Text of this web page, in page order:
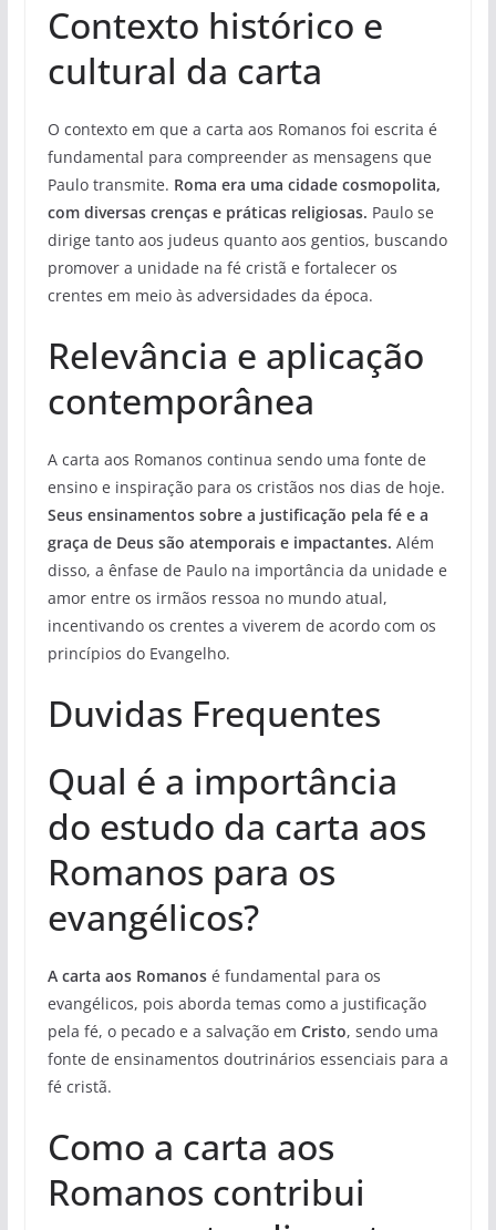
Contexto histórico e
cultural da carta
O contexto em que a carta aos Romanos foi escrita é
fundamental para compreender as mensagens que
Paulo transmite. Roma era uma cidade cosmopolita,
com diversas crenças e práticas religiosas. Paulo se
dirige tanto aos judeus quanto aos gentios, buscando
promover a unidade na fé cristã e fortalecer os
crentes em meio às adversidades da época.
Relevância e aplicação
contemporânea
A carta aos Romanos continua sendo uma fonte de
ensino e inspiração para os cristãos nos dias de hoje.
Seus ensinamentos sobre a justificação pela fé e a
graça de Deus são atemporais e impactantes. Além
disso, a ênfase de Paulo na importância da unidade e
amor entre os irmãos ressoa no mundo atual,
incentivando os crentes a viverem de acordo com os
princípios do Evangelho.
Duvidas Frequentes
Qual é a importância
do estudo da carta aos
Romanos para os
evangélicos?
A carta aos Romanosé fundamental para os
evangélicos, pois aborda temas como a justificação
pela fé, o pecado e a salvação em Cristo, sendo uma
fonte de ensinamentos doutrinários essenciais para a
fé cristã.
Como a carta aos
Romanos contribui